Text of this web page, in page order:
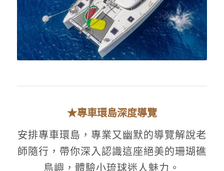
★專車環島深度導覽
安排專車環島，專業又幽默的導覽解說老
師隨行，帶你深入認識這座絕美的珊瑚礁
島嶼，體驗小琉球迷人魅力。